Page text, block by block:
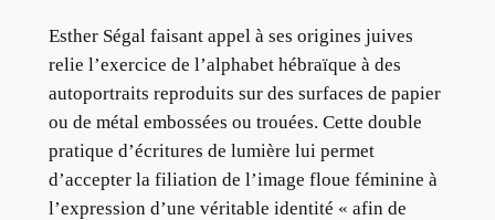
Esther Ségal faisant appel à ses origines juives
relie l’exercice de l’alphabet hébraïque à des
autoportraits reproduits sur des surfaces de papier
ou de métal embossées ou trouées. Cette double
pratique d’écritures de lumière lui permet
d’accepter la filiation de l’image floue féminine à
l’expression d’une véritable identité « afin de